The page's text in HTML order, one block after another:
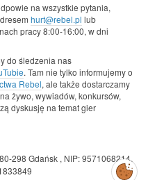
na wszystkie pytania,
hurt@rebel.pl lub
pracy 8:00-16:00, w dni
do śledzenia nas
. Tam nie tylko informujemy o
Rebel, ale także dostarczamy
żywo, wywiadów, konkursów,
dyskusję na temat gier
298 Gdańsk, NIP: 9571068214,
Zarządzaj
preferencjami
cookies